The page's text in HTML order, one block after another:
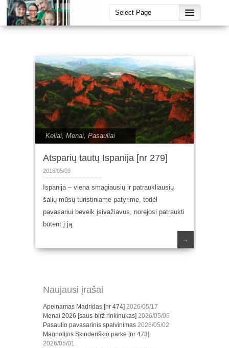
Keliai Menai Pasauliai
Atsparių tautų Ispanija [nr 279]
2016/05/09
Ispanija – viena smagiausių ir patraukliausių
šalių mūsų turistiniame patyrime, todėl
pavasariui beveik įsivažiavus, norėjosi patraukti
būtent į ją.
→
Naujausi įrašai
Apeinamas Madridas [nr 474] 2026/05/17
Menai 2026 [saus-birž rinkinukas] 2026/05/06
Pasaulio pavasarinis spalvinimas 2026/05/02
Magnolijos Skinderiškio parke [nr 473]
2026/05/01